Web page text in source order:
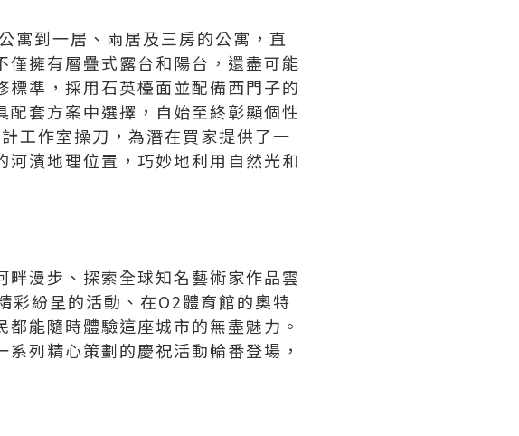
到一居、兩居及三房的公寓，直
擁有層疊式露台和陽台，還盡可能
準，採用石英檯面並配備西門子的
套方案中選擇，自始至終彰顯個性
工作室操刀，為潛在買家提供了一
濱地理位置，巧妙地利用自然光和
漫步、探索全球知名藝術家作品雲
紛呈的活動、在O2體育館的奧特
能隨時體驗這座城市的無盡魅力。
列精心策劃的慶祝活動輪番登場，